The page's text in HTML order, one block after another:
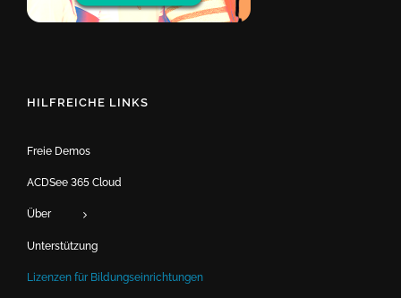
HILFREICHE LINKS
Freie Demos
ACDSee 365 Cloud
Über
Unterstützung
Lizenzen für Bildungseinrichtungen